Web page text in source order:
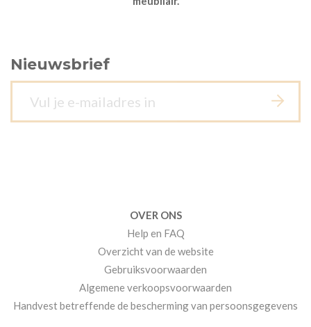
Nieuwsbrief
OVER ONS
Help en FAQ
Overzicht van de website
Gebruiksvoorwaarden
Algemene verkoopsvoorwaarden
Handvest betreffende de bescherming van persoonsgegevens